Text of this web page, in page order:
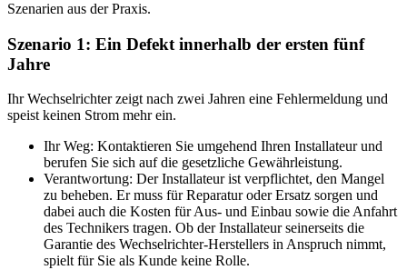
Szenarien aus der Praxis.
Szenario 1: Ein Defekt innerhalb der ersten fünf
Jahre
Ihr Wechselrichter zeigt nach zwei Jahren eine Fehlermeldung und
speist keinen Strom mehr ein.
Ihr Weg: Kontaktieren Sie umgehend Ihren Installateur und
berufen Sie sich auf die gesetzliche Gewährleistung.
Verantwortung: Der Installateur ist verpflichtet, den Mangel
zu beheben. Er muss für Reparatur oder Ersatz sorgen und
dabei auch die Kosten für Aus- und Einbau sowie die Anfahrt
des Technikers tragen. Ob der Installateur seinerseits die
Garantie des Wechselrichter-Herstellers in Anspruch nimmt,
spielt für Sie als Kunde keine Rolle.